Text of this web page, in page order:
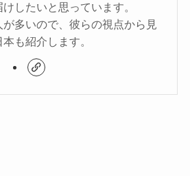
したいと思っています。
が多いので、彼らの視点から見
本も紹介します。